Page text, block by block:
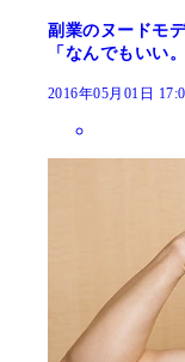
副業のヌードモ
「なんでもいい
2016年05月01日